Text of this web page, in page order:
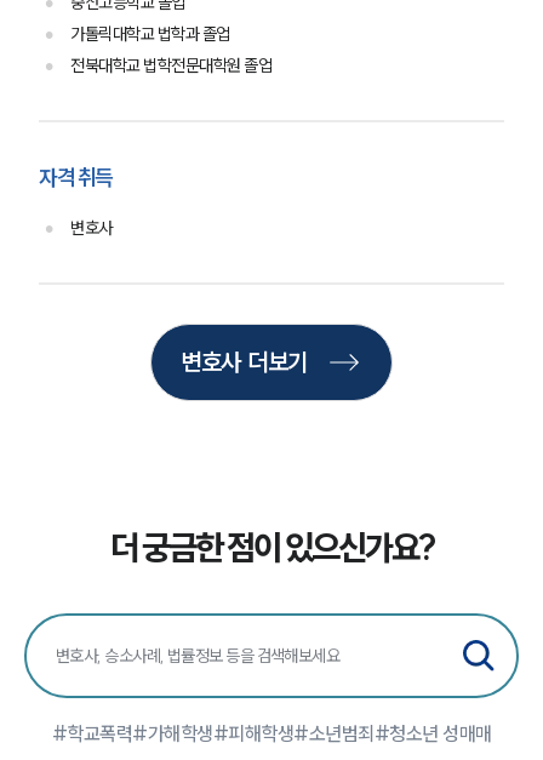
AI대륜
업무분야
학교폭력대응팀 업무
학교폭력전문변호사
소식/자료
언론보도
공지사항
법률 블로그
가톨릭대학교 법학과 졸업
전북대학교 법학전문대학원 졸업
자격 취득
변호사
변호사 더보기
더 궁금한 점이 있으신가요?
#학교폭력#가해학생#피해학생#소년범죄 #청소년 성매매